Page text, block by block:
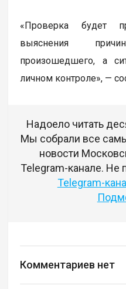
«Проверка будет
выяснения
произошедшего, а
личном контроле», —
Надоело читать
Мы собрали все
новости
Telegram-канале. Не
Telegram-
Комментариев нет